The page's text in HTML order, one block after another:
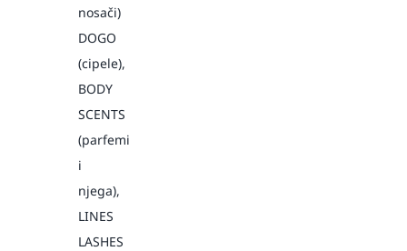
nosači)
DOGO
(cipele),
BODY
SCENTS
(parfemi
i
njega),
LINES
LASHES